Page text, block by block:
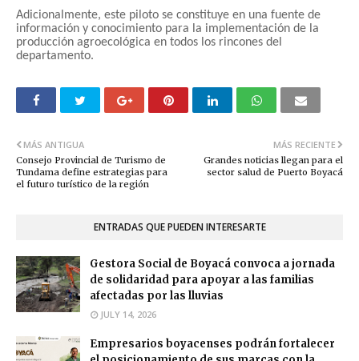
Adicionalmente, este piloto se constituye en una fuente de
información y conocimiento para la implementación de la
producción agroecológica en todos los rincones del
departamento.
MÁS RECIENTE
Grandes noticias llegan para el
sector salud de Puerto Boyacá
MÁS ANTIGUA
Consejo Provincial de Turismo de
Tundama define estrategias para
el futuro turístico de la región
ENTRADAS QUE PUEDEN INTERESARTE
Gestora Social de Boyacá convoca a jornada
de solidaridad para apoyar a las familias
afectadas por las lluvias
JULY 14, 2026
Empresarios boyacenses podrán fortalecer